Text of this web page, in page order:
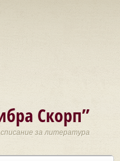
Скорп”
за литература